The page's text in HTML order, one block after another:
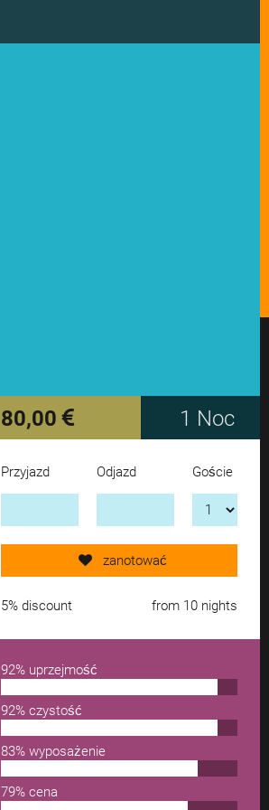
80,00 1 Noc
Przyjazd Odjazd Goście
zanotować
5% discount from 10 nights
92% uprzejmość
92% czystość
83% wyposażenie
79% cena